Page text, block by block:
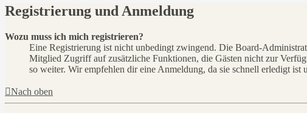
Registrierung und Anmeldung
Wozu muss ich mich registrieren?
Eine Registrierung ist nicht unbedingt zwingend. Die Board-
Mitglied Zugriff auf zusätzliche Funktionen, die Gästen nicht zur
so weiter. Wir empfehlen dir eine Anmeldung, da sie schnell erledigt ist
Nach oben